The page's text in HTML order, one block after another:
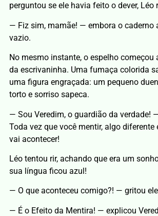
perguntou se ele havia feito o dever, Léo
— Fiz sim, mamãe! — embora o caderno
vazio.
No mesmo instante, o espelho começou
da escrivaninha. Uma fumaça colorida
uma figura engraçada: um pequeno
torto e sorriso sapeca.
— Sou Veredim, o guardião da verdade!
Toda vez que você mentir, algo
vai acontecer!
Léo tentou rir, achando que era um
sua língua ficou azul!
— O que aconteceu comigo?! — gritou
— É o Efeito da Mentira! — explicou